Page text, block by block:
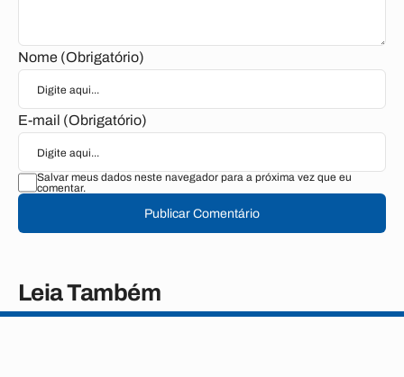
Nome (Obrigatório)
E-mail (Obrigatório)
Salvar meus dados neste navegador para a próxima vez que eu
comentar.
Publicar Comentário
Leia Também